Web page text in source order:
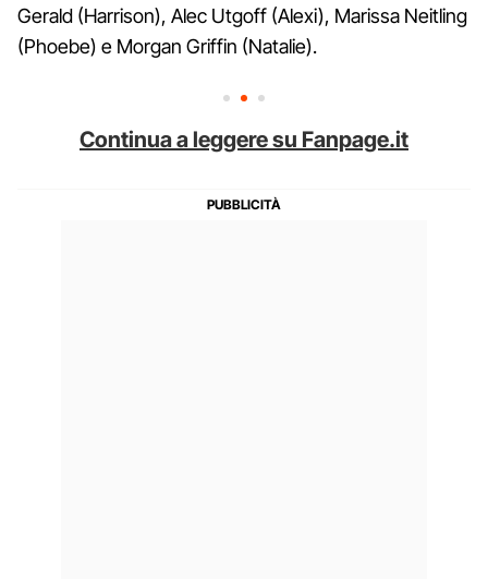
Gerald (Harrison), Alec Utgoff (Alexi), Marissa Neitling
(Phoebe) e Morgan Griffin (Natalie).
Continua a leggere su Fanpage.it